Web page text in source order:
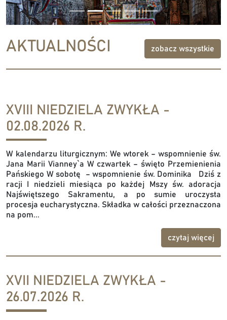
AKTUALNOŚCI zobacz wszystkie
XVIII NIEDZIELA ZWYKŁA -
02.08.2026 R.
W kalendarzu liturgicznym: We wtorek – wspomnienie św.
Jana Marii Vianney`a W czwartek – święto Przemienienia
Pańskiego W sobotę – wspomnienie św. Dominika Dziś z
racji I niedzieli miesiąca po każdej Mszy św. adoracja
Najświętszego Sakramentu, a po sumie uroczysta
procesja eucharystyczna. Składka w całości przeznaczona
na pom...
czytaj więcej
XVII NIEDZIELA ZWYKŁA -
26.07.2026 R.